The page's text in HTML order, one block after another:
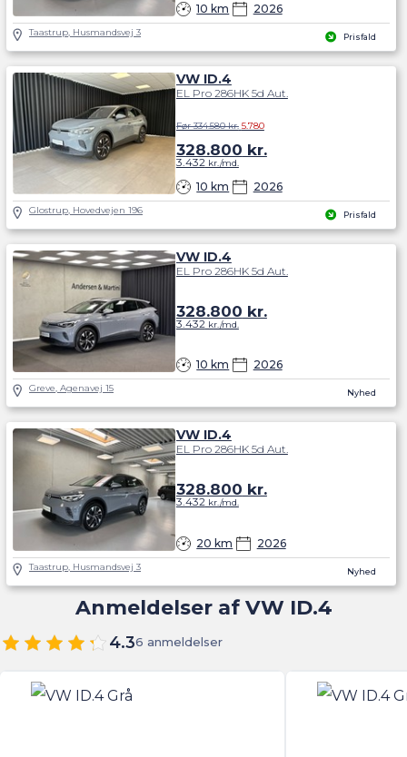
Prisfald
10 km 2026
Taastrup, Husmandsvej 3
Prisfald
VW ID.4
EL Pro 286HK 5d Aut.
10 km 2026
Før 334.580 kr. 5.780
328.800 kr.
3.432kr./md.
Glostrup, Hovedvejen 196
Nyhed
VW ID.4
EL Pro 286HK 5d Aut.
10 km 2026
328.800 kr.
3.432kr./md.
Greve, Agenavej 15
Nyhed
VW ID.4
EL Pro 286HK 5d Aut.
20 km 2026
328.800 kr.
3.432kr./md.
Taastrup, Husmandsvej 3
Anmeldelser af VW ID.4
4.36 anmeldelser